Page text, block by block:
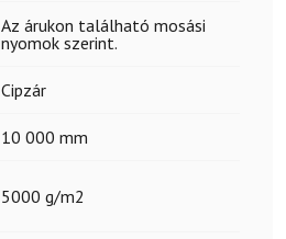
Az árukon található mosási
nyomok szerint.
Cipzár
10 000 mm
5000 g/m2